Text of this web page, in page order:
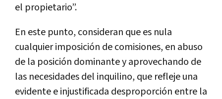
el propietario”.
En este punto, consideran que es nula
cualquier imposición de comisiones, en abuso
de la posición dominante y aprovechando de
las necesidades del inquilino, que refleje una
evidente e injustificada desproporción entre la